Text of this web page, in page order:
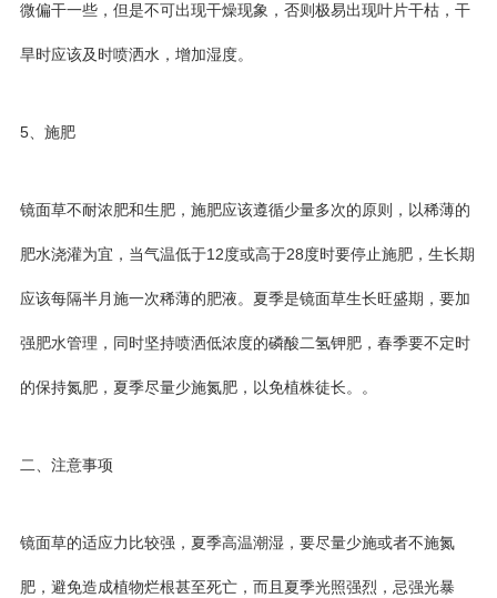
微偏干一些，但是不可出现干燥现象，否则极易出现叶片干枯，干
旱时应该及时喷洒水，增加湿度。
5、施肥
镜面草不耐浓肥和生肥，施肥应该遵循少量多次的原则，以稀薄的
肥水浇灌为宜，当气温低于12度或高于28度时要停止施肥，生长期
应该每隔半月施一次稀薄的肥液。夏季是镜面草生长旺盛期，要加
强肥水管理，同时坚持喷洒低浓度的磷酸二氢钾肥，春季要不定时
的保持氮肥，夏季尽量少施氮肥，以免植株徒长。。
二、注意事项
镜面草的适应力比较强，夏季高温潮湿，要尽量少施或者不施氮
肥，避免造成植物烂根甚至死亡，而且夏季光照强烈，忌强光暴